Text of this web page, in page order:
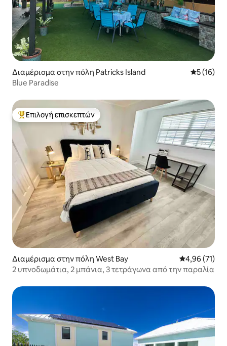
Διαμέρισμα στην πόλη Patricks Island Μέση
5 (16)
Blue Paradise
Κορυφαία επιλογή επισκεπτών
Επιλογή επισκεπτών
Διαμέρισμα στην πόλη West Bay Μέση
4,96 (71)
2 υπνοδωμάτια, 2 μπάνια, 3 τετράγωνα από την παραλία